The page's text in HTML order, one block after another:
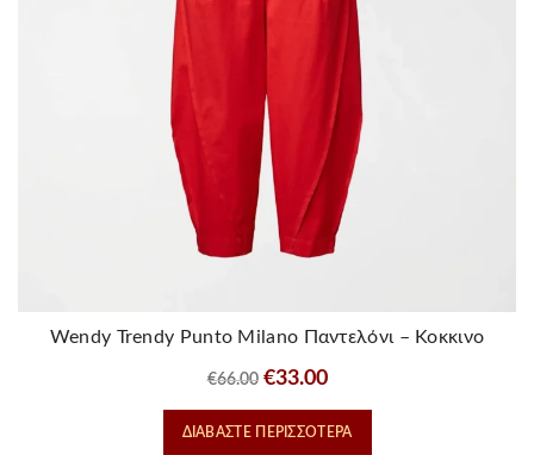
Wendy Trendy Punto Milano Παντελόνι – Κοκκινο
€66.00 Original
price
was:
€33.00Η
τρέχουσα
τιμή
ΔΙΑΒΆΣΤΕ ΠΕΡΙΣΣΌΤΕΡΑ